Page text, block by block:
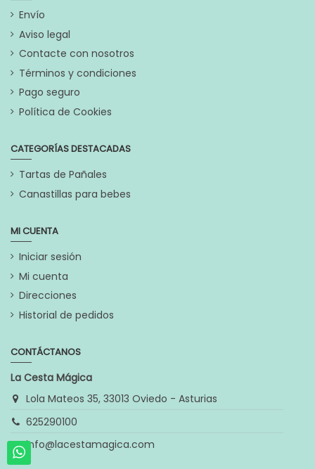
Marca
Referencia
En stock
2 Artículos
Envío
Aviso legal
Contacte con nosotros
Términos y condiciones
Pago seguro
Política de Cookies
CATEGORÍAS DESTACADAS
Tartas de Pañales
Canastillas para bebes
MI CUENTA
Iniciar sesión
Mi cuenta
Direcciones
Historial de pedidos
CONTÁCTANOS
La Cesta Mágica
Lola Mateos 35, 33013 Oviedo - Asturias
625290100
info@lacestamagica.com